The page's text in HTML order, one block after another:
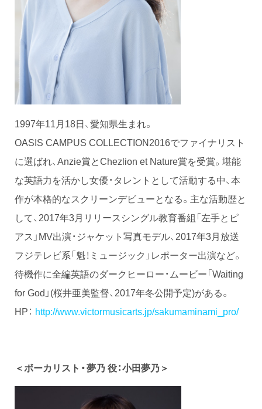
1997年11月18日、愛知県生まれ。
OASIS CAMPUS COLLECTION2016でファイナリスト
に選ばれ、Anzie賞とChezlion et Nature賞を受賞。堪能
な英語力を活かし女優・タレントとして活動する中、本
作が本格的なスクリーンデビューとなる。主な活動歴と
して、2017年3月リリースシングル教育番組「左手とピ
アス」MV出演・ジャケット写真モデル、2017年3月放送
フジテレビ系「魁！ミュージック」レポーター出演など。
待機作に全編英語のダークヒーロー・ムービー「Waiting
for God」(桜井亜美監督、2017年冬公開予定)がある。
HP： http://www.victormusicarts.jp/sakumaminami_pro/
＜ボーカリスト・夢乃 役：小田夢乃＞